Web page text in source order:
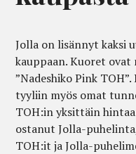
Jolla on lisännyt kaksi
kauppaan. Kuoret ovat
”Nadeshiko Pink
tyyliin myös omat
TOH:in yksittäin
ostanut Jolla-
TOH:it ja Jolla-